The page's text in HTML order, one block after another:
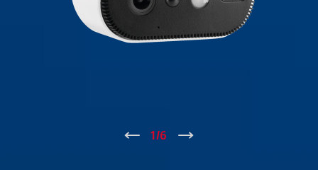
1/6